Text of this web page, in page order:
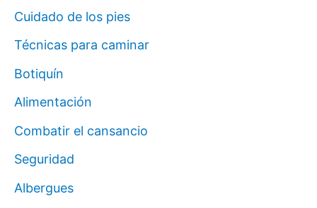
Cuidado de los pies
Técnicas para caminar
Botiquín
Alimentación
Combatir el cansancio
Seguridad
Albergues